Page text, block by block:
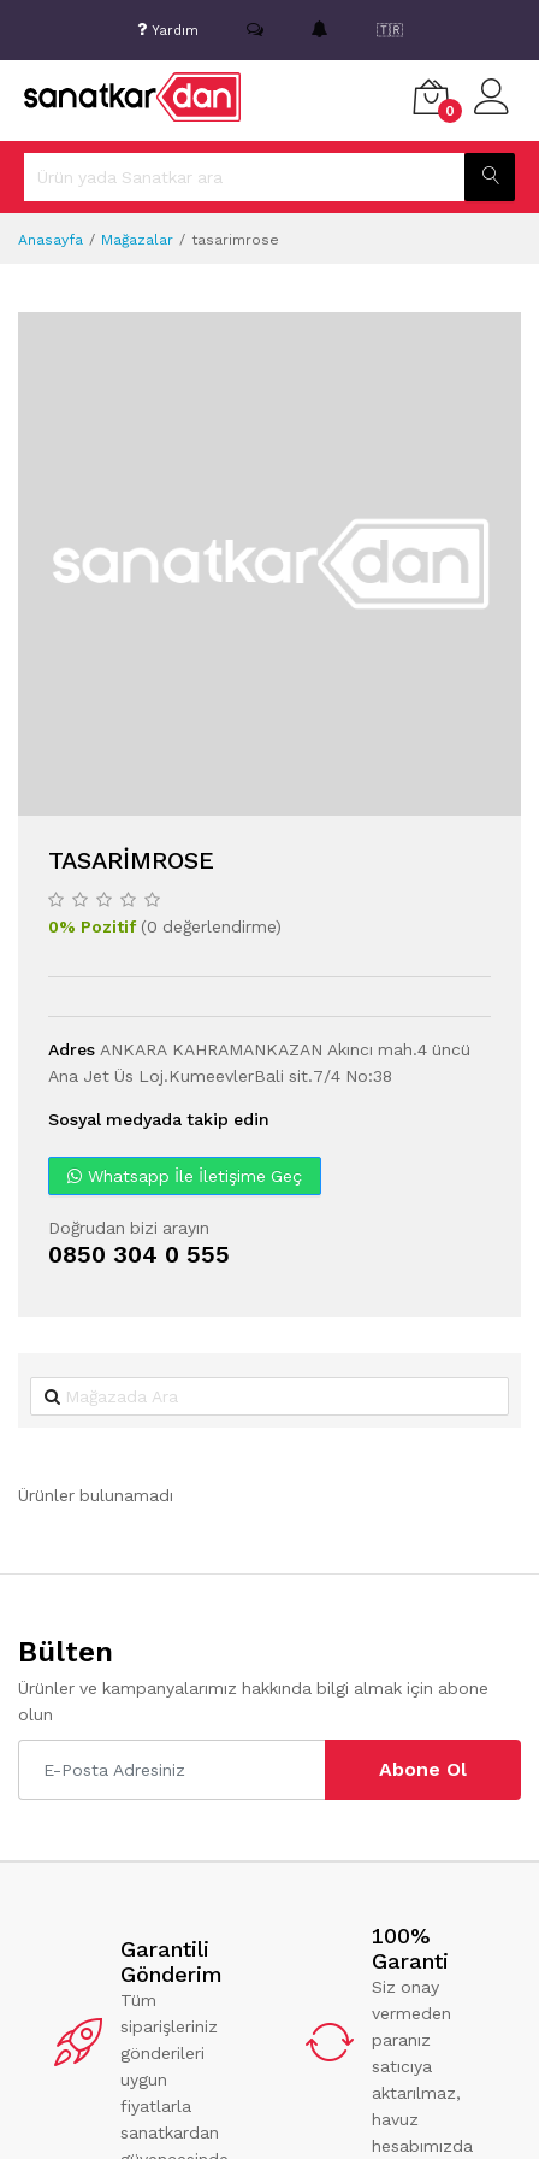
Yardım 🇹🇷
0
Anasayfa Mağazalar tasarimrose
TASARIMROSE
0% Pozitif(0 değerlendirme)
Adres ANKARA KAHRAMANKAZAN Akıncı mah.4 üncü
Ana Jet Üs Loj.KumeevlerBali sit.7/4 No:38
Sosyal medyada takip edin
Whatsapp İle İletişime Geç
Doğrudan bizi arayın
0850 304 0 555
Ürünler bulunamadı
Bülten
Ürünler ve kampanyalarımız hakkında bilgi almak için abone
olun
Abone Ol
Garantili
Gönderim
Tüm
siparişleriniz
gönderileri
uygun
fiyatlarla
sanatkardan
100%
Garanti
Siz onay
vermeden
paranız
satıcıya
aktarılmaz,
havuz
hesabımızda